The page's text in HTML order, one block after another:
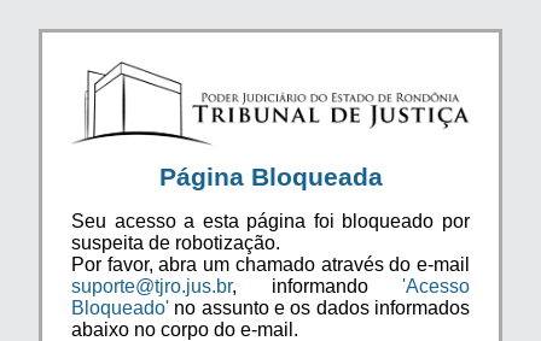
Página Bloqueada
Seu acesso a esta página foi bloqueado por
suspeita de robotização.
Por favor, abra um chamado através do e-mail
suporte@tjro.jus.br, informando 'Acesso
Bloqueado' no assunto e os dados informados
abaixo no corpo do e-mail.